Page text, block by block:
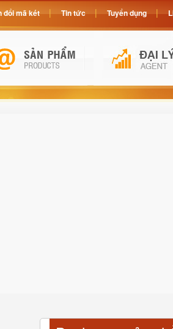
đổi mã két Tin tức Tuyển dụng